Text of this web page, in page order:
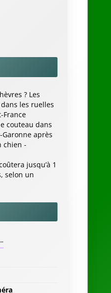
? Les
les ruelles
France
couteau dans
après
chien -
jusqu’à 1
selon un